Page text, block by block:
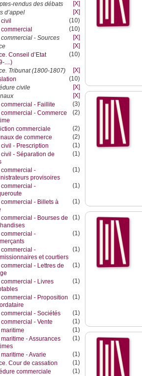
rendus des débats
[X]
d’appel
[X]
(10)
commercial
(10)
- Sources
[X]
[X]
Conseil d’Etat
....)
(10)
Tribunat (1800-1807)
[X]
(10)
civile
[X]
[X]
commercial - Faillite
(3)
commercial - Commerce
(2)
commerciale
(2)
de commerce
(2)
civil - Prescription
(1)
civil - Séparation de
(1)
commercial -
provisoires
(1)
commercial -
(1)
commercial - Billets à
(1)
commercial - Bourses de
(1)
commercial -
(1)
commercial -
et courtiers
(1)
commercial - Lettres de
(1)
commercial - Livres
(1)
commercial - Proposition
(1)
commercial - Sociétés
(1)
commercial - Vente
(1)
maritime
(1)
maritime - Assurances
(1)
maritime - Avarie
(1)
Cour de cassation
(1)
commerciale
(1)